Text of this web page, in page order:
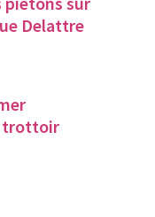
Delattre
trottoir